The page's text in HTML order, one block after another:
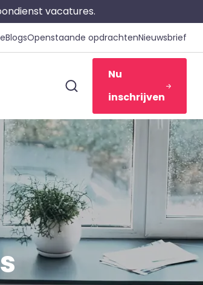
vacatures.
BlogsOpenstaande opdrachtenNieuwsbrief
Nu
inschrijven